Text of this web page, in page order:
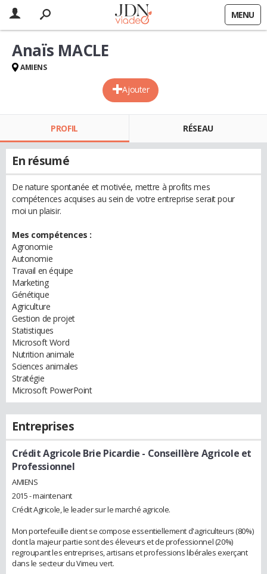
MENU
Ajouter
Anaïs MACLE
AMIENS
PROFIL RÉSEAU
En résumé
De nature spontanée et motivée, mettre à profits mes
compétences acquises au sein de votre entreprise serait pour
moi un plaisir.
Mes compétences :
Agronomie
Autonomie
Travail en équipe
Marketing
Génétique
Agriculture
Gestion de projet
Statistiques
Microsoft Word
Nutrition animale
Sciences animales
Stratégie
Microsoft PowerPoint
Entreprises
Crédit Agricole Brie Picardie - Conseillère Agricole et
Professionnel
AMIENS
2015 - maintenant
Crédit Agricole, le leader sur le marché agricole.
Mon portefeuille client se compose essentiellement d'agriculteurs (80%)
dont la majeur partie sont des éleveurs et de professionnel (20%)
regroupant les entreprises, artisans et professions libérales exerçant
dans le secteur du Vimeu vert.